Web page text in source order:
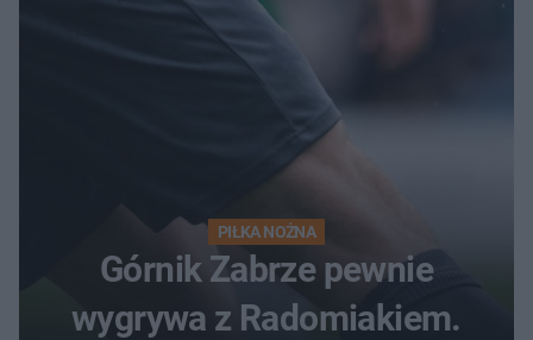
PIŁKA NOŻNA
Górnik Zabrze pewnie
wygrywa z Radomiakiem.